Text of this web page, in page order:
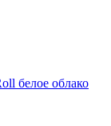
белое облако